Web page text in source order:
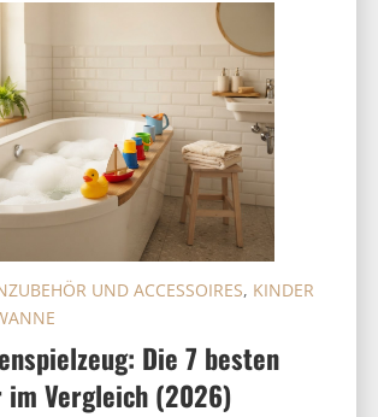
Die 7 besten
im Vergleich (2026)
UND ACCESSOIRES, KINDER